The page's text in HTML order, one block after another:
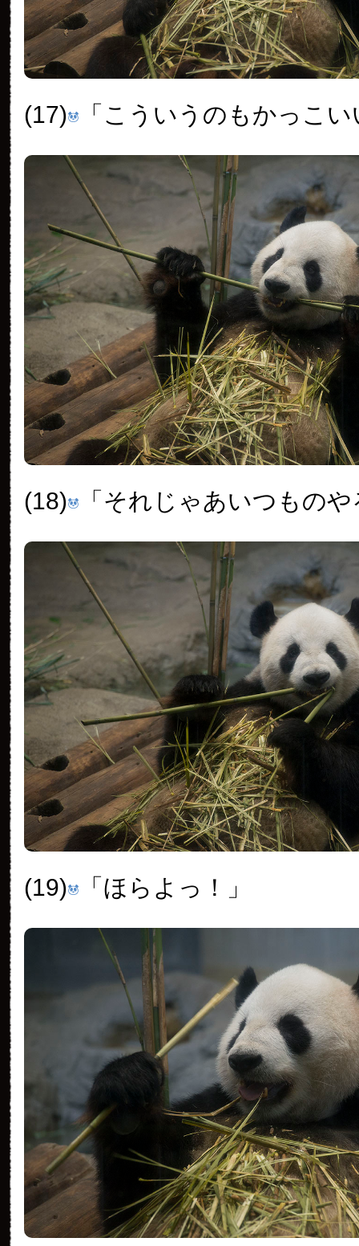
(17) 「こういうのもかっこ
(18) 「それじゃあいつもの
(19) 「ほらよっ！」